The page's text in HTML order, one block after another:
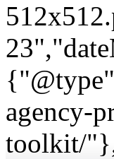
agency-
toolkit/